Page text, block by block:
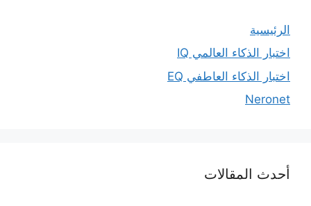
الرئيسية
اختبار الذكاء العالمي IQ
اختبار الذكاء العاطفي EQ
Neronet
أحدث المقالات